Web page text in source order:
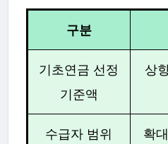
구분
기초연금 선정
기준액
상
수급자 범위
확